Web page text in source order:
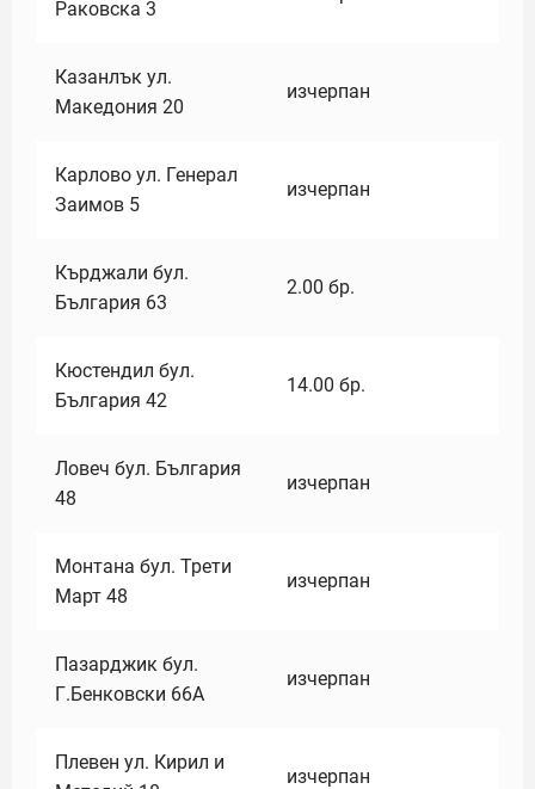
Раковска 3
Казанлък ул.
Македония 20
изчерпан
Карлово ул. Генерал
Заимов 5
изчерпан
Кърджали бул.
България 63
2.00 бр.
Кюстендил бул.
България 42
14.00 бр.
Ловеч бул. България
48
изчерпан
Монтана бул. Трети
Март 48
изчерпан
Пазарджик бул.
Г.Бенковски 66А
изчерпан
Плевен ул. Кирил и
изчерпан